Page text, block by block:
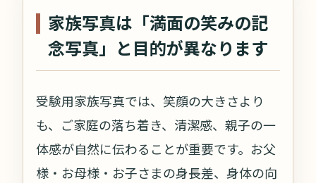
家族写真は「満面の笑みの記
念写真」と目的が異なります
受験用家族写真では、笑顔の大きさより
も、ご家庭の落ち着き、清潔感、親子の一
体感が自然に伝わることが重要です。お父
様・お母様・お子さまの身長差、身体の向